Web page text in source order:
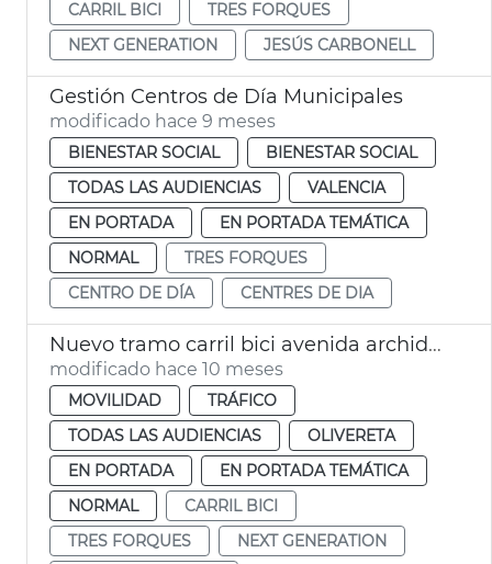
CARRIL BICI
TRES FORQUES
NEXT GENERATION
JESÚS CARBONELL
Gestión Centros de Día Municipales
modificado hace 9 meses
BIENESTAR SOCIAL
BIENESTAR SOCIAL
TODAS LAS AUDIENCIAS
VALENCIA
EN PORTADA
EN PORTADA TEMÁTICA
NORMAL
TRES FORQUES
CENTRO DE DÍA
CENTRES DE DIA
Nuevo tramo carril bici avenida archiduque Carlos València
modificado hace 10 meses
MOVILIDAD
TRÁFICO
TODAS LAS AUDIENCIAS
OLIVERETA
EN PORTADA
EN PORTADA TEMÁTICA
NORMAL
CARRIL BICI
TRES FORQUES
NEXT GENERATION